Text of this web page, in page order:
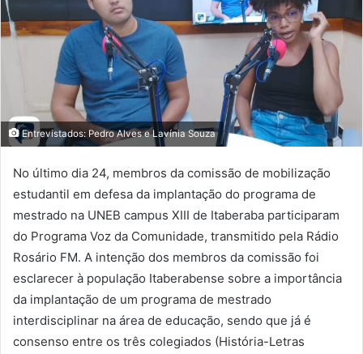
Entrevistados: Pedro Alves e Lavínia Souza
No último dia 24, membros da comissão de mobilização
estudantil em defesa da implantação do programa de
mestrado na UNEB campus XIII de Itaberaba participaram
do Programa Voz da Comunidade, transmitido pela Rádio
Rosário FM. A intenção dos membros da comissão foi
esclarecer à população Itaberabense sobre a importância
da implantação de um programa de mestrado
interdisciplinar na área de educação, sendo que já é
consenso entre os três colegiados (História-Letras